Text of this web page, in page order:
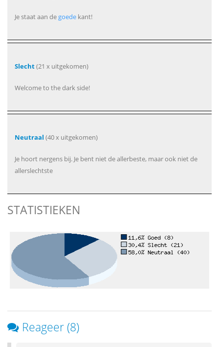
Je staat aan de goede kant!
Slecht(21 x uitgekomen)
Welcome to the dark side!
Neutraal (40 x uitgekomen)
Je hoort nergens bij. Je bent niet de allerbeste, maar ook niet de
allerslechtste
STATISTIEKEN
Reageer (8)